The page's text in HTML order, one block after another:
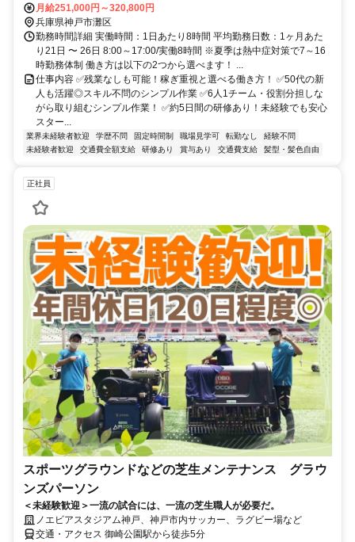
月給251,000円～320,800円
兵庫県神戸市灘区
勤務時間詳細 実働時間：1日あたり8時間 平均勤務日数：1ヶ月あた
り21日 〜 26日 8:00～17:00/実働8時間 ※夏季は熱中症対策で7～16
時勤務体制 働き方は以下の2つから選べます！ ...
仕事内容 ✅残業なしも可能！稼ぎ重視と選べる働き方！ ✅50代の新
人も活躍◎スキル不問のシンプル作業 ✅6人1チーム・役割分担しな
がら取り組むシンプル作業！ ✅約5日間の研修あり！未経験でも安心
スター...
業界未経験者歓迎 学歴不問 固定時間制 職場見学可 転勤なし
経験不問
未経験者歓迎
交通費全額支給 研修あり 賞与あり 交通費支給 髪型・髪色自由
正社員
スポーツグラウンドなどの芝生メンテナンス グラウ
ンズパーソン
＜未経験歓迎＞一流の試合には、一流の芝生職人が必要だ。
ノエビアスタジアム神戸、神戸市内サッカー、ラグビー場など
交通・アクセス 御崎公園駅から徒歩5分